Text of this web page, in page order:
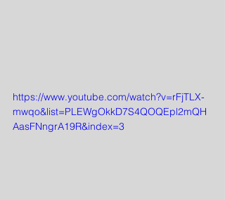
https://www.youtube.com/watch?v=rFjTLX-
mwqo&list=PLEWgOkkD7S4QOQEpl2mQH
AasFNngrA19R&index=3